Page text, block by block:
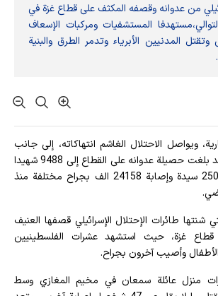
من عدوانه وقصفه المكثف على قطاع غزة في
على التوالي،مستهدفا المستشفيات ومركبات الإسعاف
المدنيين الأبرياء وتدمر الطرق والبنية
ويواصل الاحتلال الغاشم انتهاكاته، إلى جانب
استهدافه المدنيين وقد بلغت حصيلة عدوانه على القطاع إلى 9488 شهيدا
منهم 3900 طفلا و2509 سيدة وإصابة 24158 الف بجراح مختلفة منذ
شنتها طائرات الإحتلال الإسرائيلي قصفها العنيف
غزة، حيث استشهد عشرات الفلسطينيين
وأصيب آخرون بجراح.
منزل عائلة سمعان في مخيم المغازي وسط